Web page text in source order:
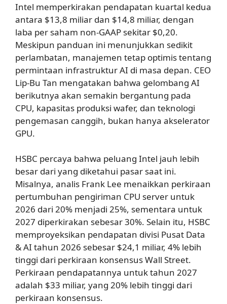
Intel memperkirakan pendapatan kuartal kedua
antara $13,8 miliar dan $14,8 miliar, dengan
laba per saham non-GAAP sekitar $0,20.
Meskipun panduan ini menunjukkan sedikit
perlambatan, manajemen tetap optimis tentang
permintaan infrastruktur AI di masa depan. CEO
Lip-Bu Tan mengatakan bahwa gelombang AI
berikutnya akan semakin bergantung pada
CPU, kapasitas produksi wafer, dan teknologi
pengemasan canggih, bukan hanya akselerator
GPU.
HSBC percaya bahwa peluang Intel jauh lebih
besar dari yang diketahui pasar saat ini.
Misalnya, analis Frank Lee menaikkan perkiraan
pertumbuhan pengiriman CPU server untuk
2026 dari 20% menjadi 25%, sementara untuk
2027 diperkirakan sebesar 30%. Selain itu, HSBC
memproyeksikan pendapatan divisi Pusat Data
& AI tahun 2026 sebesar $24,1 miliar, 4% lebih
tinggi dari perkiraan konsensus Wall Street.
Perkiraan pendapatannya untuk tahun 2027
adalah $33 miliar, yang 20% lebih tinggi dari
perkiraan konsensus.